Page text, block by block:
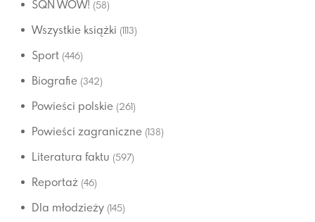
SQN WOW! (58)
Wszystkie książki (1113)
Sport (446)
Biografie (342)
Powieści polskie (261)
Powieści zagraniczne (138)
Literatura faktu (597)
Reportaż (46)
Dla młodzieży (145)